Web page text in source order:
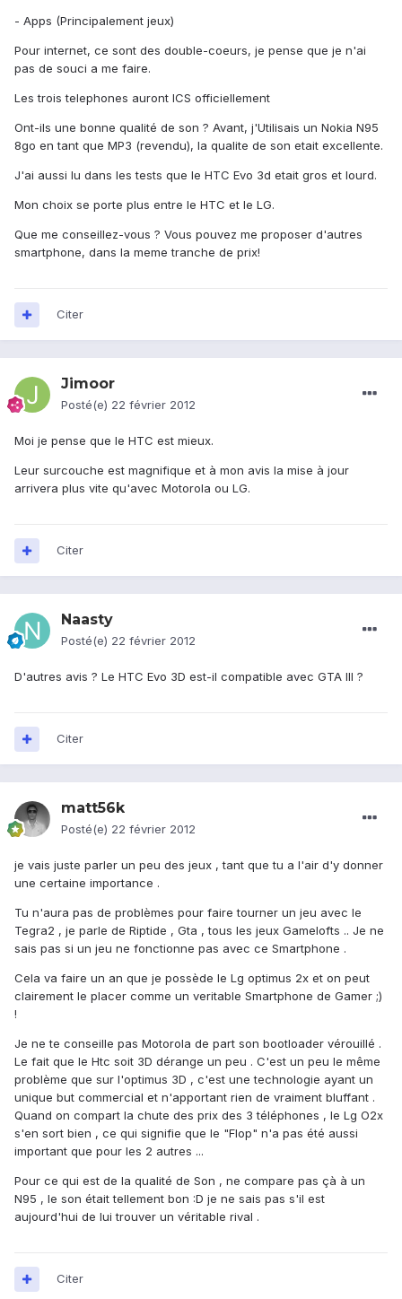
- Apps (Principalement jeux)
Pour internet, ce sont des double-coeurs, je pense que je n'ai
pas de souci a me faire.
Les trois telephones auront ICS officiellement
Ont-ils une bonne qualité de son ? Avant, j'Utilisais un Nokia N95
8go en tant que MP3 (revendu), la qualite de son etait excellente.
J'ai aussi lu dans les tests que le HTC Evo 3d etait gros et lourd.
Mon choix se porte plus entre le HTC et le LG.
Que me conseillez-vous ? Vous pouvez me proposer d'autres
smartphone, dans la meme tranche de prix!
Citer
Jimoor
Posté(e) 22 février 2012
Moi je pense que le HTC est mieux.
Leur surcouche est magnifique et à mon avis la mise à jour
arrivera plus vite qu'avec Motorola ou LG.
Citer
Naasty
Posté(e) 22 février 2012
D'autres avis ? Le HTC Evo 3D est-il compatible avec GTA III ?
Citer
matt56k
Posté(e) 22 février 2012
je vais juste parler un peu des jeux , tant que tu a l'air d'y donner
une certaine importance .
Tu n'aura pas de problèmes pour faire tourner un jeu avec le
Tegra2 , je parle de Riptide , Gta , tous les jeux Gamelofts .. Je ne
sais pas si un jeu ne fonctionne pas avec ce Smartphone .
Cela va faire un an que je possède le Lg optimus 2x et on peut
clairement le placer comme un veritable Smartphone de Gamer ;)
!
Je ne te conseille pas Motorola de part son bootloader vérouillé .
Le fait que le Htc soit 3D dérange un peu . C'est un peu le même
problème que sur l'optimus 3D , c'est une technologie ayant un
unique but commercial et n'apportant rien de vraiment bluffant .
Quand on compart la chute des prix des 3 téléphones , le Lg O2x
s'en sort bien , ce qui signifie que le "Flop" n'a pas été aussi
important que pour les 2 autres ...
Pour ce qui est de la qualité de Son , ne compare pas çà à un
N95 , le son était tellement bon :D je ne sais pas s'il est
aujourd'hui de lui trouver un véritable rival .
Citer